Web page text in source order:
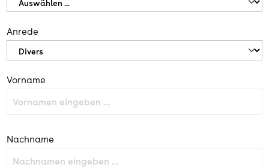
Anrede
Vorname
Nachname